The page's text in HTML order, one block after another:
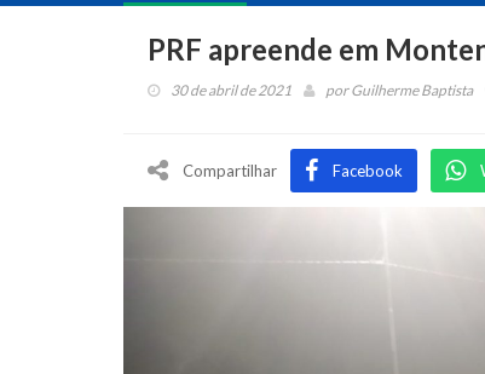
PRF apreende em
30 de abril de 2021 porGuilherme Baptista
Compartilhar Facebook